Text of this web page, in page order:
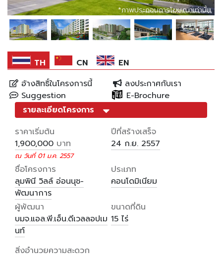
*ภาพประกอบการโฆษณาเท่านั้น
*ภาพประกอบการโฆษณาเท่านั้น
*ภาพประกอบการโฆษณาเท่านั้น
TH CN
EN
อ้างสิทธิ์ในโครงการนี้
ลงประกาศกับเรา
Suggestion
E-Brochure
รายละเอียดโครงการ
ราคาเริ่มต้น
1,900,000 บาท
ณ วันที่ 01 ม.ค. 2557
ปีที่สร้างเสร็จ
24 ก.ย. 2557
ชื่อโครงการ
ลุมพินี วิลล์ อ่อนนุช-
พัฒนาการ
ประเภท
คอนโดมิเนียม
ผู้พัฒนา
บมจ.แอล.พี.เอ็น.ดีเวลลอปเม
นท์
ขนาดที่ดิน
15 ไร่
สิ่งอำนวยความสะดวก